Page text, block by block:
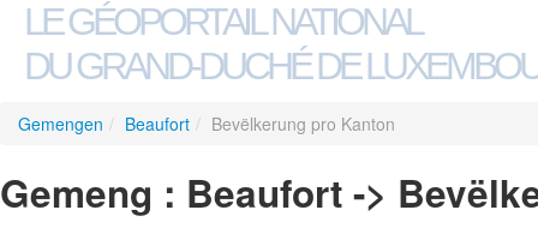
LE GÉOPORTAIL NATIONAL
DU GRAND-DUCHÉ DE
Gemengen / Beaufort / Bevëlkerung pro Kanton
Gemeng : Beaufort ->